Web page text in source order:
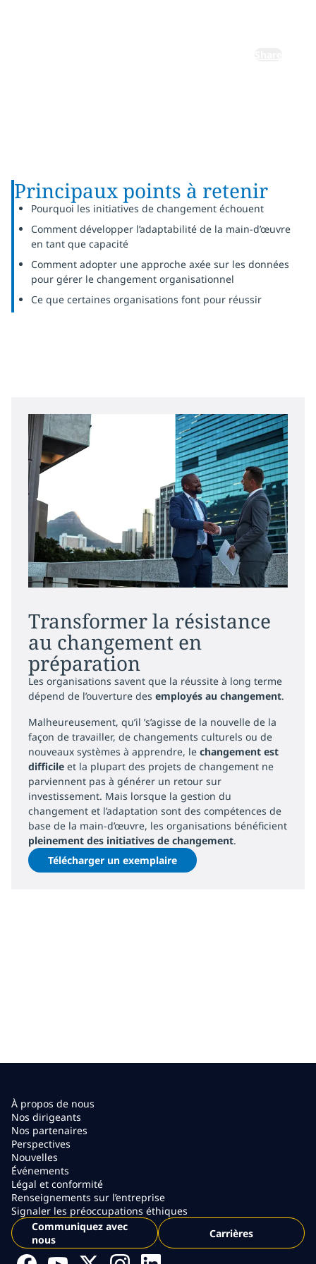
Principaux points à retenir
Pourquoi les initiatives de changement échouent
Comment développer l’adaptabilité de la main-d’œuvre
en tant que capacité
Comment adopter une approche axée sur les données
pour gérer le changement organisationnel
Ce que certaines organisations font pour réussir
Transformer la résistance
au changement en
préparation
Les organisations savent que la réussite à long terme
dépend de l’ouverture des employés au changement.
Malheureusement, qu’il ’s’agisse de la nouvelle de la
façon de travailler, de changements culturels ou de
nouveaux systèmes à apprendre, le changement est
difficile et la plupart des projets de changement ne
parviennent pas à générer un retour sur
investissement. Mais lorsque la gestion du
changement et l’adaptation sont des compétences de
base de la main-d’œuvre, les organisations bénéficient
pleinement des initiatives de changement.
Télécharger un exemplaire
À propos de nous
Nos dirigeants
Nos partenaires
Perspectives
Nouvelles
Événements
Légal et conformité
Renseignements sur l’entreprise
Signaler les préoccupations éthiques
Communiquez avec
nous
Carrières